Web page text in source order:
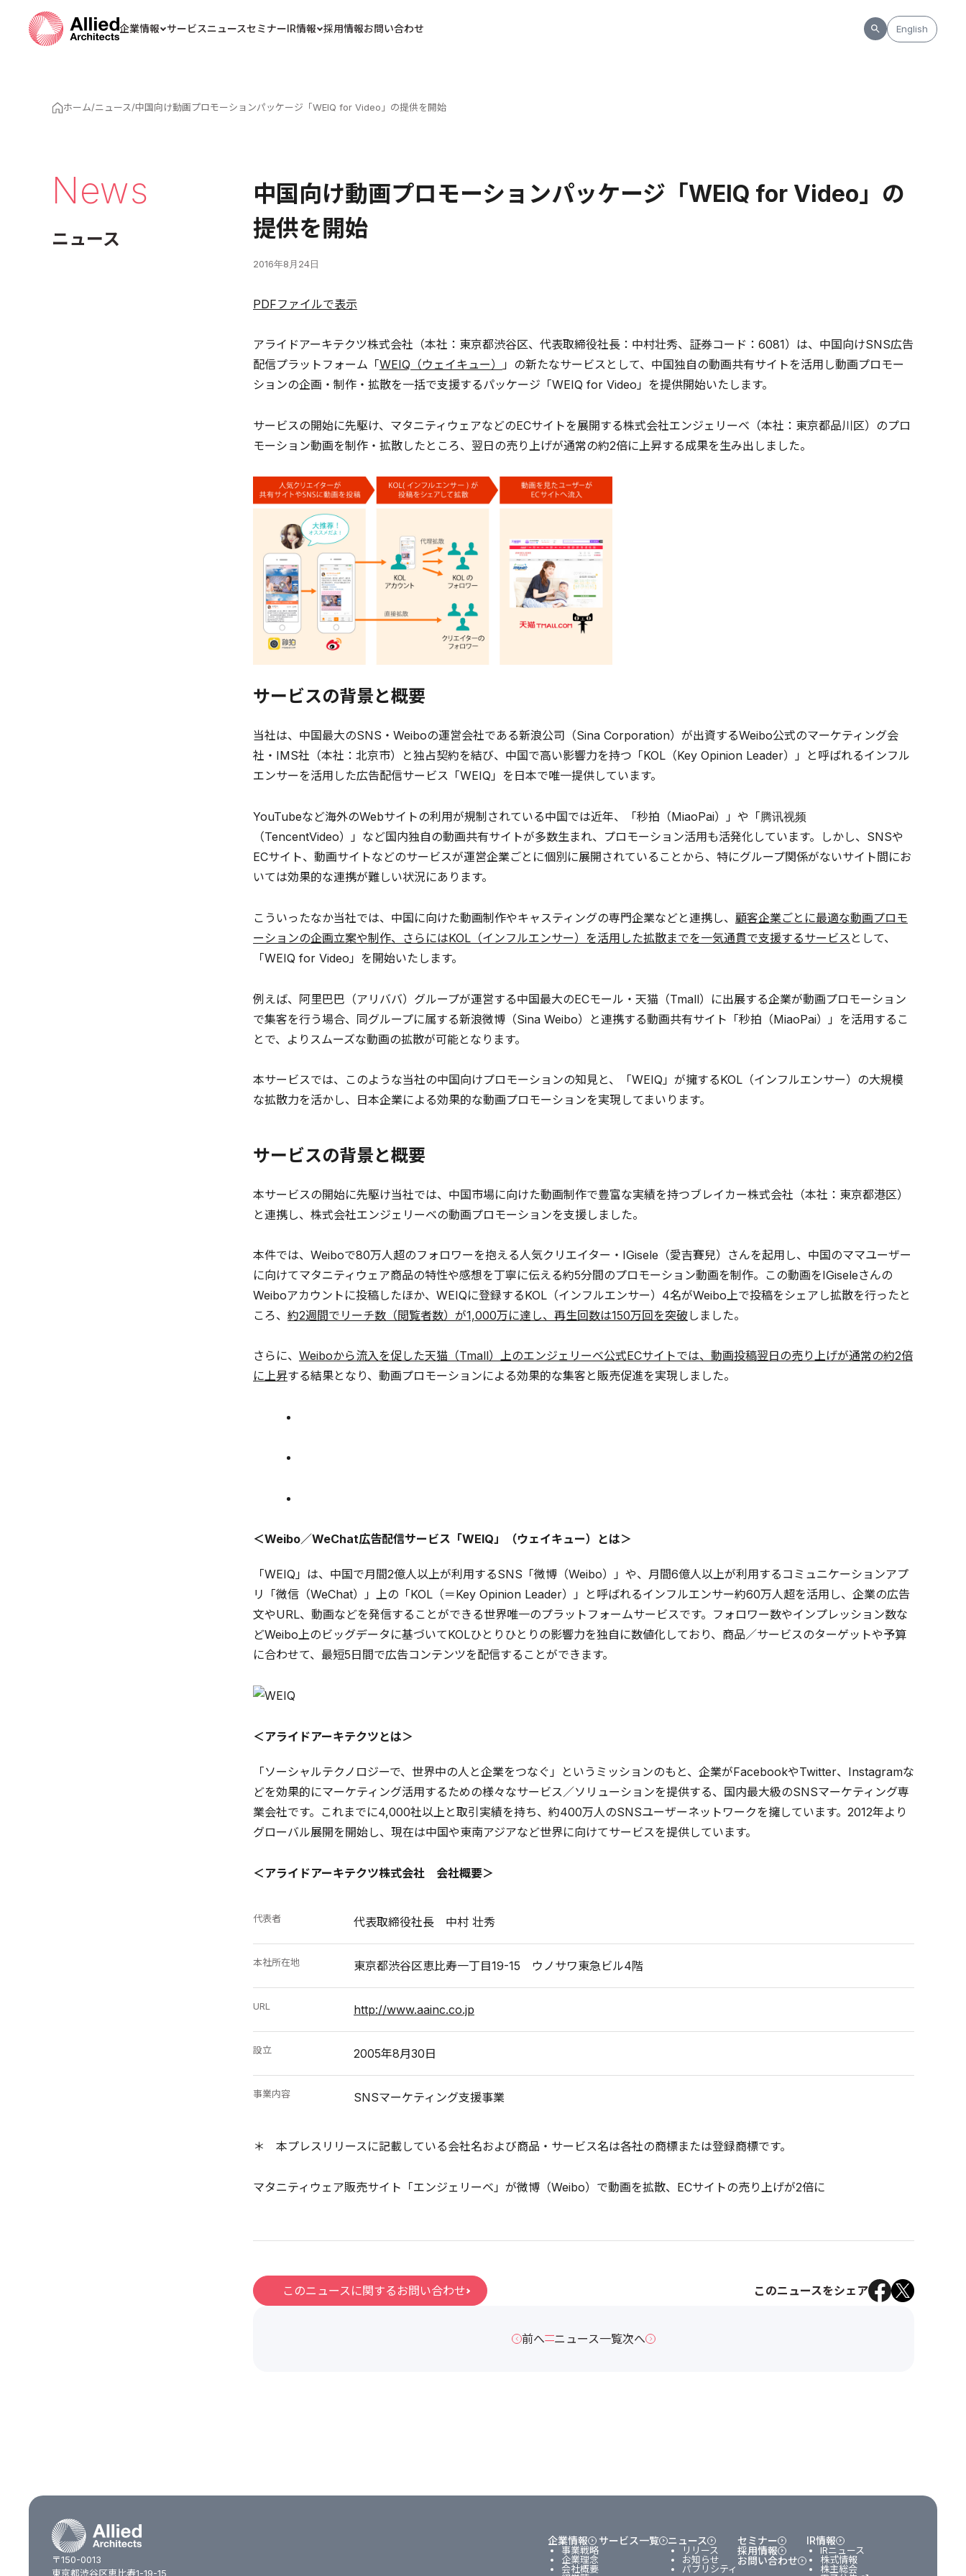
企業情報 サービスニュースセミナーIR情報 採用情報お問い合わせ English
ホーム/ニュース/中国向け動画プロモーションパッケージ「WEIQ for Video」の提供を開始
News
ニュース
中国向け動画プロモーションパッケージ「WEIQ for Video」の
提供を開始
2016年8月24日
PDFファイルで表示
アライドアーキテクツ株式会社（本社：東京都渋谷区、代表取締役社長：中村壮秀、証券コード：6081）は、中国向けSNS広告
配信プラットフォーム「WEIQ（ウェイキュー） 」の新たなサービスとして、中国独自の動画共有サイトを活用し動画プロモー
ションの企画・制作・拡散を一括で支援するパッケージ「WEIQ for Video」を提供開始いたします。
サービスの開始に先駆け、マタニティウェアなどのECサイトを展開する株式会社エンジェリーベ（本社：東京都品川区）のプロ
モーション動画を制作・拡散したところ、翌日の売り上げが通常の約2倍に上昇する成果を生み出しました。
サービスの背景と概要
当社は、中国最大のSNS・Weiboの運営会社である新浪公司（Sina Corporation）が出資するWeibo公式のマーケティング会
社・IMS社（本社：北京市）と独占契約を結び、中国で高い影響力を持つ「KOL（Key Opinion Leader）」と呼ばれるインフル
エンサーを活用した広告配信サービス「WEIQ」を日本で唯一提供しています。
YouTubeなど海外のWebサイトの利用が規制されている中国では近年、「秒拍（MiaoPai）」や「腾讯视频
（TencentVideo）」など国内独自の動画共有サイトが多数生まれ、プロモーション活用も活発化しています。しかし、SNSや
ECサイト、動画サイトなどのサービスが運営企業ごとに個別に展開されていることから、特にグループ関係がないサイト間にお
いては効果的な連携が難しい状況にあります。
こういったなか当社では、中国に向けた動画制作やキャスティングの専門企業などと連携し、 顧客企業ごとに最適な動画プロモ
ーションの企画立案や制作、さらにはKOL（インフルエンサー）を活用した拡散までを一気通貫で支援するサービス として、
「WEIQ for Video」を開始いたします。
例えば、阿里巴巴（アリババ）グループが運営する中国最大のECモール・天猫（Tmall）に出展する企業が動画プロモーション
で集客を行う場合、同グループに属する新浪微博（Sina Weibo）と連携する動画共有サイト「秒拍（MiaoPai）」を活用するこ
とで、よりスムーズな動画の拡散が可能となります。
本サービスでは、このような当社の中国向けプロモーションの知見と、「WEIQ」が擁するKOL（インフルエンサー）の大規模
な拡散力を活かし、日本企業による効果的な動画プロモーションを実現してまいります。
サービスの背景と概要
本サービスの開始に先駆け当社では、中国市場に向けた動画制作で豊富な実績を持つブレイカー株式会社（本社：東京都港区）
と連携し、株式会社エンジェリーベの動画プロモーションを支援しました。
本件では、Weiboで80万人超のフォロワーを抱える人気クリエイター・IGisele（愛吉賽兒）さんを起用し、中国のママユーザー
に向けてマタニティウェア商品の特性や感想を丁寧に伝える約5分間のプロモーション動画を制作。この動画をIGiseleさんの
Weiboアカウントに投稿したほか、WEIQに登録するKOL（インフルエンサー）4名がWeibo上で投稿をシェアし拡散を行ったと
ころ、 約2週間でリーチ数（閲覧者数）が1,000万に達し、再生回数は150万回を突破しました。
さらに、 Weiboから流入を促した天猫（Tmall）上のエンジェリーベ公式ECサイトでは、動画投稿翌日の売り上げが通常の約2倍
に上昇する結果となり、動画プロモーションによる効果的な集客と販売促進を実現しました。
＜Weibo／WeChat広告配信サービス「WEIQ」（ウェイキュー）とは＞
「WEIQ」は、中国で月間2億人以上が利用するSNS「微博（Weibo）」や、月間6億人以上が利用するコミュニケーションアプ
リ「微信（WeChat）」上の「KOL（＝Key Opinion Leader）」と呼ばれるインフルエンサー約60万人超を活用し、企業の広告
文やURL、動画などを発信することができる世界唯一のプラットフォームサービスです。フォロワー数やインプレッション数な
どWeibo上のビッグデータに基づいてKOLひとりひとりの影響力を独自に数値化しており、商品／サービスのターゲットや予算
に合わせて、最短5日間で広告コンテンツを配信することができます。
＜アライドアーキテクツとは＞
「ソーシャルテクノロジーで、世界中の人と企業をつなぐ」というミッションのもと、企業がFacebookやTwitter、Instagramな
どを効果的にマーケティング活用するための様々なサービス／ソリューションを提供する、国内最大級のSNSマーケティング専
業会社です。これまでに4,000社以上と取引実績を持ち、約400万人のSNSユーザーネットワークを擁しています。2012年より
グローバル展開を開始し、現在は中国や東南アジアなど世界に向けてサービスを提供しています。
＜アライドアーキテクツ株式会社 会社概要＞
代表者 代表取締役社長 中村 壮秀
本社所在地 東京都渋谷区恵比寿一丁目19-15 ウノサワ東急ビル4階
URL http://www.aainc.co.jp
設立 2005年8月30日
事業内容 SNSマーケティング支援事業
＊ 本プレスリリースに記載している会社名および商品・サービス名は各社の商標または登録商標です。
マタニティウェア販売サイト「エンジェリーベ」が微博（Weibo）で動画を拡散、ECサイトの売り上げが2倍に
このニュースに関するお問い合わせ このニュースをシェア
前へ ニュース一覧次へ
〒150-0013
東京都渋谷区恵比寿1-19-15
企業情報
事業戦略
企業理念
会社概要
サービス一覧 ニュース
リリース
お知らせ
パブリシティ
セミナー
採用情報
お問い合わせ
IR情報
IRニュース
株式情報
株主総会